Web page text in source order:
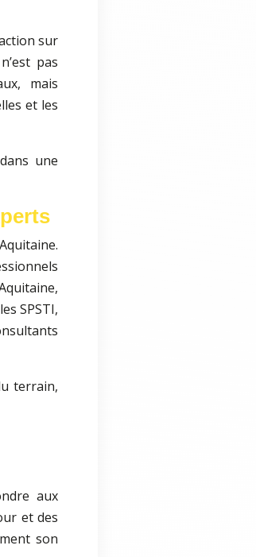
sur
pas
mais
et les
une
SPSTI,
terrain,
aux
et des
son